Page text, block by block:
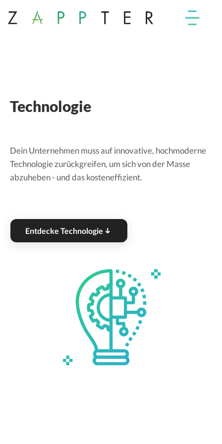
Technologie
Dein Unternehmen muss auf innovative, hochmoderne
Technologie zurückgreifen, um sich von der Masse
abzuheben - und das kosteneffizient.
Entdecke Technologie